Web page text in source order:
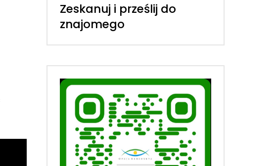
Zeskanuj i prześlij do
znajomego